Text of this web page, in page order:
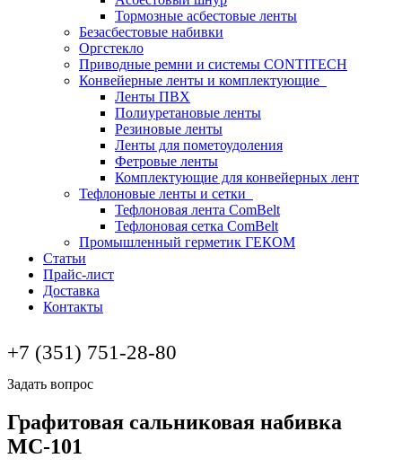
Тормозные асбестовые ленты
Безасбестовые набивки
Оргстекло
Приводные ремни и системы CONTITECH
Конвейерные ленты и комплектующие
Ленты ПВХ
Полиуретановые ленты
Резиновые ленты
Ленты для пометоудоления
Фетровые ленты
Комплектующие для конвейерных лент
Тефлоновые ленты и сетки
Тефлоновая лента ComBelt
Тефлоновая сетка ComBelt
Промышленный герметик ГЕКОМ
Статьи
Прайс-лист
Доставка
Контакты
+7 (351) 751-28-80
Задать вопрос
Графитовая сальниковая набивка
МС-101